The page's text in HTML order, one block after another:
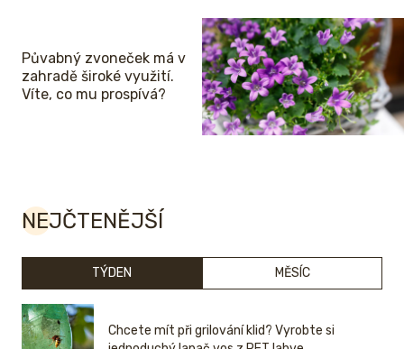
Půvabný zvoneček má v
zahradě široké využití.
Víte, co mu prospívá?
NEJČTENĚJŠÍ
TÝDEN MĚSÍC
Chcete mít při grilování klid? Vyrobte si